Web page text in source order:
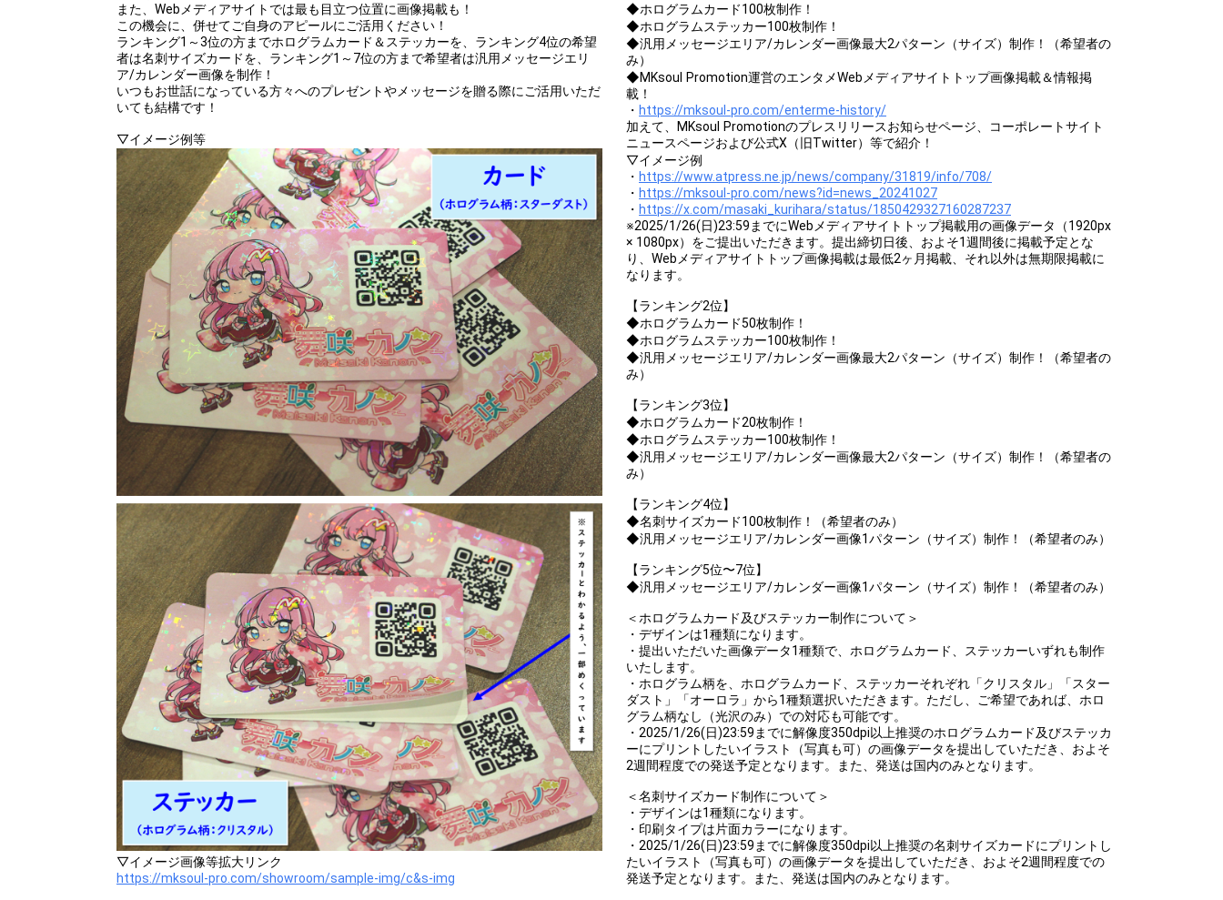
Close
また、Webメディアサイトでは最も目立つ位置に画像掲載も！
この機会に、併せてご自身のアピールにご活用ください！
ランキング1～3位の方までホログラムカード＆ステッカーを、ランキング4位の希望
者は名刺サイズカードを、ランキング1～7位の方まで希望者は汎用メッセージエリ
ア/カレンダー画像を制作！
いつもお世話になっている方々へのプレゼントやメッセージを贈る際にご活用いただ
いても結構です！
▽イメージ例等
▽イメージ画像等拡大リンク
https://mksoul-pro.com/showroom/sample-img/c&s-img
◆ホログラムカード100枚制作！
◆ホログラムステッカー100枚制作！
◆汎用メッセージエリア/カレンダー画像最大2パターン（サイズ）制作！（希望者の
み）
◆MKsoul Promotion運営のエンタメWebメディアサイトトップ画像掲載＆情報掲
載！
・ https://mksoul-pro.com/enterme-history/
加えて、MKsoul Promotionのプレスリリースお知らせページ、コーポレートサイト
ニュースページおよび公式X（旧Twitter）等で紹介！
▽イメージ例
・ https://www.atpress.ne.jp/news/company/31819/info/708/
・ https://mksoul-pro.com/news?id=news_20241027
・ https://x.com/masaki_kurihara/status/1850429327160287237
※2025/1/26(日)23:59までにWebメディアサイトトップ掲載用の画像データ（1920px
× 1080px）をご提出いただきます。提出締切日後、およそ1週間後に掲載予定とな
り、Webメディアサイトトップ画像掲載は最低2ヶ月掲載、それ以外は無期限掲載に
なります。
【ランキング2位】
◆ホログラムカード50枚制作！
◆ホログラムステッカー100枚制作！
◆汎用メッセージエリア/カレンダー画像最大2パターン（サイズ）制作！（希望者の
み）
【ランキング3位】
◆ホログラムカード20枚制作！
◆ホログラムステッカー100枚制作！
◆汎用メッセージエリア/カレンダー画像最大2パターン（サイズ）制作！（希望者の
み）
【ランキング4位】
◆名刺サイズカード100枚制作！（希望者のみ）
◆汎用メッセージエリア/カレンダー画像1パターン（サイズ）制作！（希望者のみ）
【ランキング5位〜7位】
◆汎用メッセージエリア/カレンダー画像1パターン（サイズ）制作！（希望者のみ）
＜ホログラムカード及びステッカー制作について＞
・デザインは1種類になります。
・提出いただいた画像データ1種類で、ホログラムカード、ステッカーいずれも制作
いたします。
・ホログラム柄を、ホログラムカード、ステッカーそれぞれ「クリスタル」「スター
ダスト」「オーロラ」から1種類選択いただきます。ただし、ご希望であれば、ホロ
グラム柄なし（光沢のみ）での対応も可能です。
・2025/1/26(日)23:59までに解像度350dpi以上推奨のホログラムカード及びステッカ
ーにプリントしたいイラスト（写真も可）の画像データを提出していただき、およそ
2週間程度での発送予定となります。また、発送は国内のみとなります。
＜名刺サイズカード制作について＞
・デザインは1種類になります。
・印刷タイプは片面カラーになります。
・2025/1/26(日)23:59までに解像度350dpi以上推奨の名刺サイズカードにプリントし
たいイラスト（写真も可）の画像データを提出していただき、およそ2週間程度での
発送予定となります。また、発送は国内のみとなります。